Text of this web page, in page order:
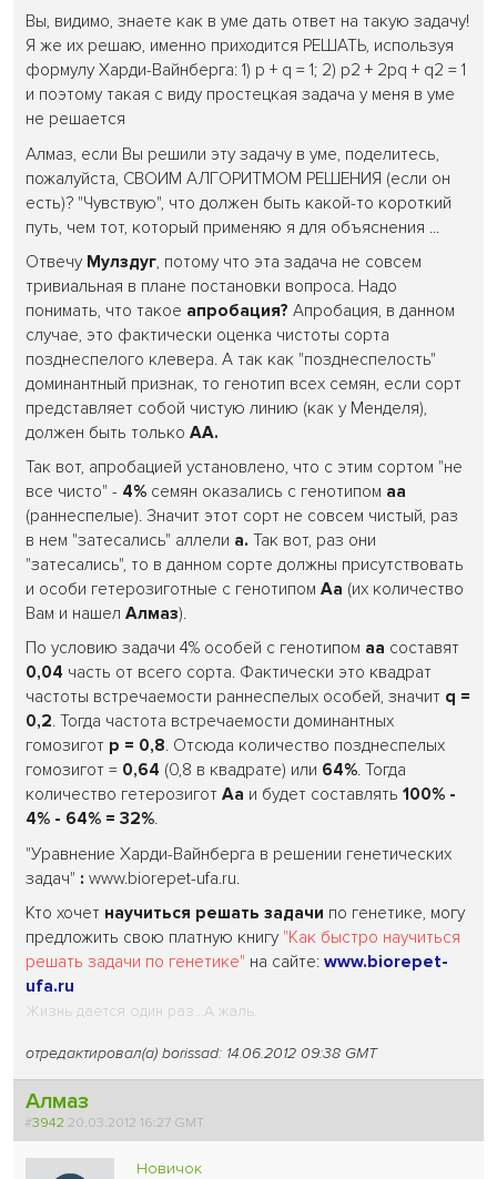
Вы, видимо, знаете как в уме дать ответ на такую задачу!
Я же их решаю, именно приходится РЕШАТЬ, используя
формулу Харди-Вайнберга: 1) p + q = 1; 2) p2 + 2pq + q2 = 1
и поэтому такая с виду простецкая задача у меня в уме
не решается
Алмаз, если Вы решили эту задачу в уме, поделитесь,
пожалуйста, СВОИМ АЛГОРИТМОМ РЕШЕНИЯ (если он
есть)? "Чувствую", что должен быть какой-то короткий
путь, чем тот, который применяю я для объяснения ...
Отвечу Мулздуг, потому что эта задача не совсем
тривиальная в плане постановки вопроса. Надо
понимать, что такое апробация? Апробация, в данном
случае, это фактически оценка чистоты сорта
позднеспелого клевера. А так как "позднеспелость"
доминантный признак, то генотип всех семян, если сорт
представляет собой чистую линию (как у Менделя),
должен быть только АА.
Так вот, апробацией установлено, что с этим сортом "не
все чисто" - 4% семян оказались с генотипом аа
(раннеспелые). Значит этот сорт не совсем чистый, раз
в нем "затесались" аллели а.Так вот, раз они
"затесались", то в данном сорте должны присутствовать
и особи гетерозиготные с генотипом Аа (их количество
Вам и нашелАлмаз).
По условию задачи 4% особей с генотипом аа составят
0,04 часть от всего сорта. Фактически это квадрат
частоты встречаемости раннеспелых особей, значит q =
0,2. Тогда частота встречаемости доминантных
гомозигот p = 0,8. Отсюда количество позднеспелых
гомозигот = 0,64 (0,8 в квадрате) или 64%. Тогда
количество гетерозиготАа и будет составлять100% -
4% - 64% = 32%.
"Уравнение Харди-Вайнберга в решении генетических
задач" : www.biorepet-ufa.ru.
Кто хочет научиться решать задачи по генетике, могу
предложить свою платную книгу "Как быстро научиться
решать задачи по генетике" на сайте:www.biorepet-
ufa.ru
Жизнь дается один раз...А жаль.
отредактировал(а) borissad: 14.06.2012 09:38 GMT
Алмаз
#3942 20.03.2012 16:27 GMT
Новичок